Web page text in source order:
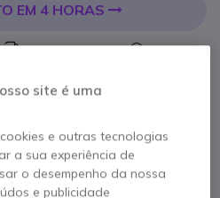
EM 4 HORAS
Entrega:24/48 h
site é uma
e outras tecnologias
a sua experiência de
o desempenho da nossa
e publicidade